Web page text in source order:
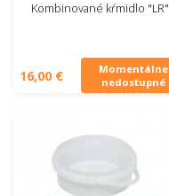
Kombinované kŕmidlo "LR"
16,00 €
Momentálne
nedostupné